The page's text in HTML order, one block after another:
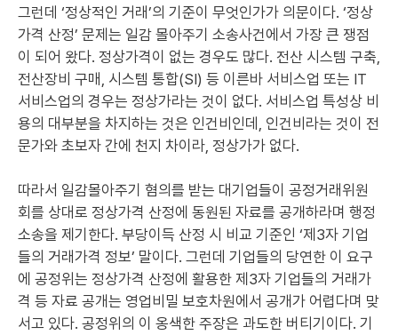
그런데 ‘정상적인 거래’의 기준이 무엇인가가 의문이다. ‘정상
가격 산정’ 문제는 일감 몰아주기 소송사건에서 가장 큰 쟁점
이 되어 왔다. 정상가격이 없는 경우도 많다. 전산 시스템 구축,
전산장비 구매, 시스템 통합(SI) 등 이른바 서비스업 또는 IT
서비스업의 경우는 정상가라는 것이 없다. 서비스업 특성상 비
용의 대부분을 차지하는 것은 인건비인데, 인건비라는 것이 전
문가와 초보자 간에 천지 차이라, 정상가가 없다.
따라서 일감몰아주기 혐의를 받는 대기업들이 공정거래위원
회를 상대로 정상가격 산정에 동원된 자료를 공개하라며 행정
소송을 제기한다. 부당이득 산정 시 비교 기준인 ‘제3자 기업
들의 거래가격 정보’ 말이다. 그런데 기업들의 당연한 이 요구
에 공정위는 정상가격 산정에 활용한 제3자 기업들의 거래가
격 등 자료 공개는 영업비밀 보호차원에서 공개가 어렵다며 맞
서고 있다. 공정위의 이 옹색한 주장은 과도한 버티기이다. 기